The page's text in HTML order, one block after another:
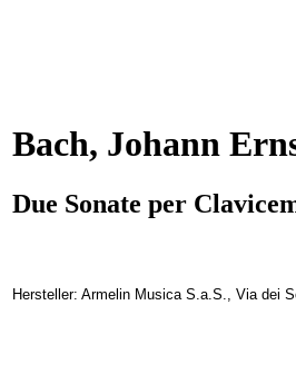
Bach, Johann
Due Sonate per
Hersteller: Armelin Musica S.a.S., Via dei